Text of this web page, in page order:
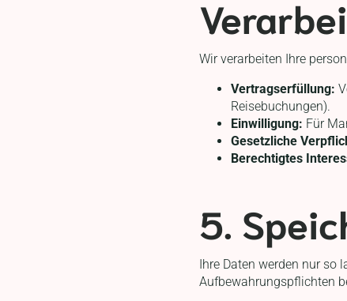
Wir verarbeiten Ihre
Vertragserfüllung:
Reisebuchungen).
Einwilligung: Für
Gesetzliche
Berechtigtes
5.
Ihre Daten werden nur so
Aufbewahrungspflichten